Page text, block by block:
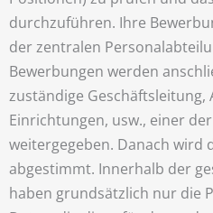
durchzuführen. Ihre
der zentralen
Bewerbungen werden
zuständige Geschäftsleitung,
Einrichtungen, usw., einer
weitergegeben. Danach wird
abgestimmt. Innerhalb der
haben grundsätzlich nur die